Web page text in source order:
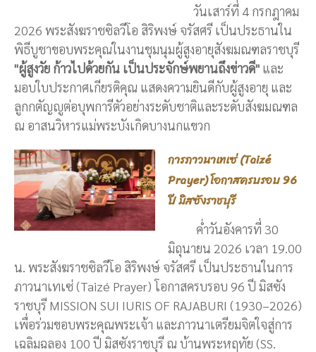
วันเสาร์ที่ 4 กรกฎาคม
2026 พระสังฆราชซิลวีโอ สิริพงษ์ จรัสศรี เป็นประธานใน
พิธีบูชาขอบพระคุณในงานชุมนุมผู้สูงอายุสังฆมณฑลราชบุรี
"ผู้สูงวัย ก้าวไปด้วยกัน เป็นประจักษ์พยานถึงข่าวดี" และ
มอบใบประกาศเกียรติคุณ แสดงความยินดีกับผู้สูงอายุ และ
ลูกกตัญญูต่อบุพการีตัวอย่างระดับชาติและระดับสังฆมณฑล
ณ อาสนวิหารแม่พระบังเกิดบางนกแขวก
การภาวนาเทเซ่ (Taizé
Prayer) โอกาสครบรอบ 96
ปี มิสซังราชบุรี
ค่ำวันอังคารที่ 30
มิถุนายน 2026 เวลา 19.00
น. พระสังฆราชซิลวีโอ สิริพงษ์ จรัสศรี เป็นประธานในการ
ภาวนาเทเซ่ (Taizé Prayer) โอกาสครบรอบ 96 ปี มิสซัง
ราชบุรี MISSION SUI IURIS OF RAJABURI (1930–2026)
เพื่อร่วมขอบพระคุณพระเจ้า และภาวนาเตรียมจิตใจสู่การ
เฉลิมฉลอง 100 ปี มิสซังราชบุรี ณ บ้านพระหฤทัย (SS.